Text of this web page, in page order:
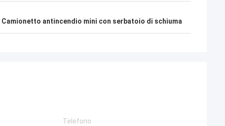
Camionetto antincendio mini con serbatoio di schiuma